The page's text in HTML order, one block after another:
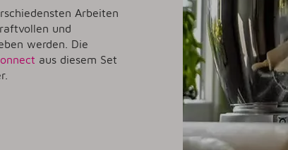
Arbeiten
und
werden. Die
aus diesem Set